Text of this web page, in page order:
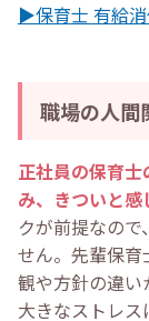
▶保育士 有給
職場の人間
正社員の保育士
み、きついと
クが前提なので
せん。先輩保育
観や方針の違い
大きなストレス